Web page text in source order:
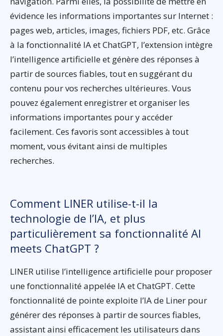
évidence les informations importantes sur Internet :
pages web, articles, images, fichiers PDF, etc. Grâce
à la fonctionnalité IA et ChatGPT, l’extension intègre
l’intelligence artificielle et génère des réponses à
partir de sources fiables, tout en suggérant du
contenu pour vos recherches ultérieures. Vous
pouvez également enregistrer et organiser les
informations importantes pour y accéder
facilement. Ces favoris sont accessibles à tout
moment, vous évitant ainsi de multiples
recherches.
Comment LINER utilise-t-il la
technologie de l’IA, et plus
particulièrement sa fonctionnalité AI
meets ChatGPT ?
LINER utilise l’intelligence artificielle pour proposer
une fonctionnalité appelée IA et ChatGPT. Cette
fonctionnalité de pointe exploite l’IA de Liner pour
générer des réponses à partir de sources fiables,
assistant ainsi efficacement les utilisateurs dans